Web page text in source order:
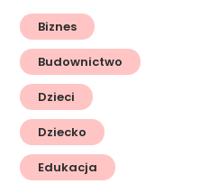
Biznes
Budownictwo
Dzieci
Dziecko
Edukacja